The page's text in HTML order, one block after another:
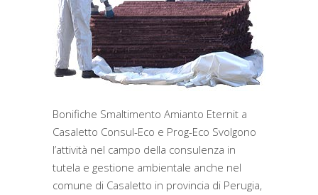
Bonifiche Smaltimento Amianto Eternit a
Casaletto Consul-Eco e Prog-Eco Svolgono
l’attività nel campo della consulenza in
tutela e gestione ambientale anche nel
comune di Casaletto in provincia di Perugia,